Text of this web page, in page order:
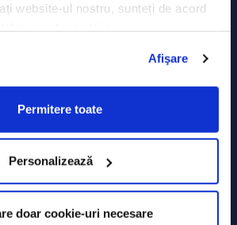
website-ul nostru, sunteți de acord
Afişare
Permitere toate
Personalizează
doar cookie-uri necesare